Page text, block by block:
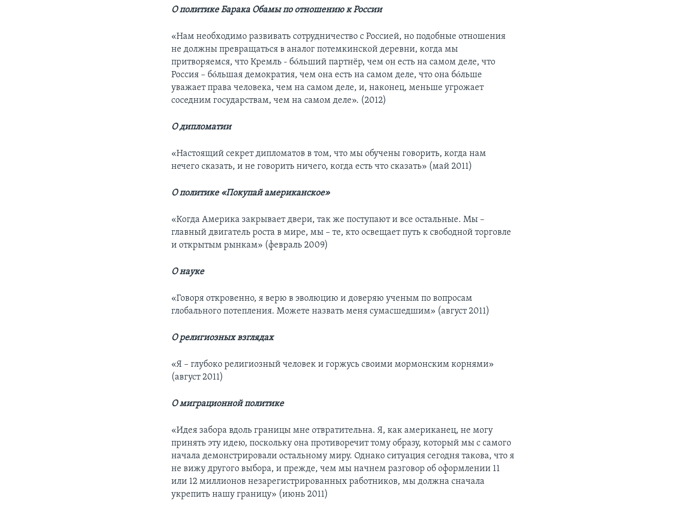
О политике Барака Обамы по отношению к России
«Нам необходимо развивать сотрудничество с Россией, но подобные отношения
не должны превращаться в аналог потемкинской деревни, когда мы
притворяемся, что Кремль - бóльший партнёр, чем он есть на самом деле, что
Россия – бóльшая демократия, чем она есть на самом деле, что она бóльше
уважает права человека, чем на самом деле, и, наконец, меньше угрожает
соседним государствам, чем на самом деле». (2012)
О дипломатии
«Настоящий секрет дипломатов в том, что мы обучены говорить, когда нам
нечего сказать, и не говорить ничего, когда есть что сказать» (май 2011)
О политике «Покупай американское»
«Когда Америка закрывает двери, так же поступают и все остальные. Мы –
главный двигатель роста в мире, мы – те, кто освещает путь к свободной торговле
и открытым рынкам» (февраль 2009)
О науке
«Говоря откровенно, я верю в эволюцию и доверяю ученым по вопросам
глобального потепления. Можете назвать меня сумасшедшим» (август 2011)
О религиозных взглядах
«Я – глубоко религиозный человек и горжусь своими мормонским корнями»
(август 2011)
О миграционной политике
«Идея забора вдоль границы мне отвратительна. Я, как американец, не могу
принять эту идею, поскольку она противоречит тому образу, который мы с самого
начала демонстрировали остальному миру. Однако ситуация сегодня такова, что я
не вижу другого выбора, и прежде, чем мы начнем разговор об оформлении 11
или 12 миллионов незарегистрированных работников, мы должна сначала
укрепить нашу границу» (июнь 2011)